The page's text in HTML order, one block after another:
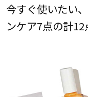
今すぐ使いたい
ンケア7点の計12